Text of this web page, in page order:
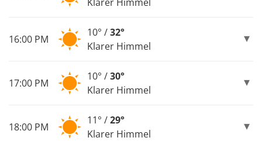
16:00 PM
10° /32°
Klarer Himmel
17:00 PM
10° /30°
Klarer Himmel
18:00 PM
11° /29°
Klarer Himmel